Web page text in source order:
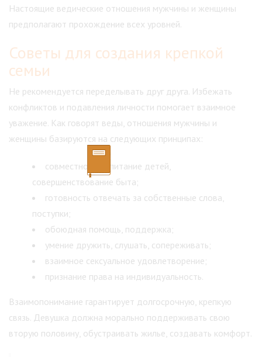
Настоящие ведические отношения мужчины и женщины
предполагают прохождение всех уровней.
Советы для создания крепкой
семьи
Не рекомендуется переделывать друг друга. Избежать
конфликтов и подавления личности помогает взаимное
уважение. Как говорят веды, отношения мужчины и
женщины базируются на следующих принципах:
совместное воспитание детей,
совершенствование быта;
готовность отвечать за собственные слова,
поступки;
обоюдная помощь, поддержка;
умение дружить, слушать, сопереживать;
взаимное сексуальное удовлетворение;
признание права на индивидуальность.
Взаимопонимание гарантирует долгосрочную, крепкую
связь. Девушка должна морально поддерживать свою
вторую половину, обустраивать жилье, создавать комфорт.